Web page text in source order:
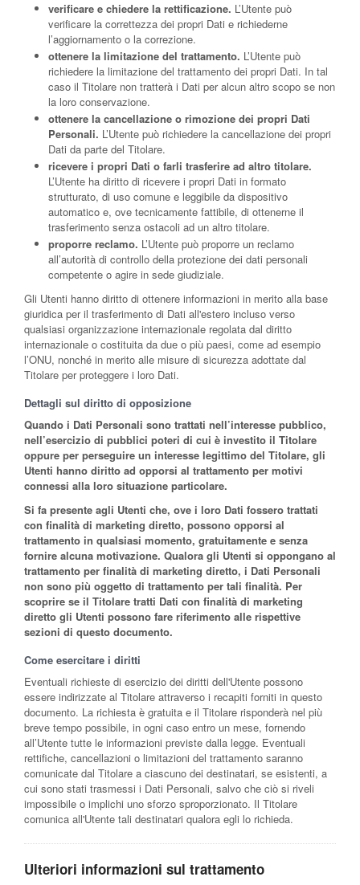
verificare e chiedere la rettificazione. L’Utente può
verificare la correttezza dei propri Dati e richiederne
l’aggiornamento o la correzione.
ottenere la limitazione del trattamento. L’Utente può
richiedere la limitazione del trattamento dei propri Dati. In tal
caso il Titolare non tratterà i Dati per alcun altro scopo se non
la loro conservazione.
ottenere la cancellazione o rimozione dei propri Dati
Personali. L’Utente può richiedere la cancellazione dei propri
Dati da parte del Titolare.
ricevere i propri Dati o farli trasferire ad altro titolare.
L’Utente ha diritto di ricevere i propri Dati in formato
strutturato, di uso comune e leggibile da dispositivo
automatico e, ove tecnicamente fattibile, di ottenerne il
trasferimento senza ostacoli ad un altro titolare.
proporre reclamo. L’Utente può proporre un reclamo
all’autorità di controllo della protezione dei dati personali
competente o agire in sede giudiziale.
Gli Utenti hanno diritto di ottenere informazioni in merito alla base
giuridica per il trasferimento di Dati all'estero incluso verso
qualsiasi organizzazione internazionale regolata dal diritto
internazionale o costituita da due o più paesi, come ad esempio
l’ONU, nonché in merito alle misure di sicurezza adottate dal
Titolare per proteggere i loro Dati.
Dettagli sul diritto di opposizione
Quando i Dati Personali sono trattati nell’interesse pubblico,
nell’esercizio di pubblici poteri di cui è investito il Titolare
oppure per perseguire un interesse legittimo del Titolare, gli
Utenti hanno diritto ad opporsi al trattamento per motivi
connessi alla loro situazione particolare.
Si fa presente agli Utenti che, ove i loro Dati fossero trattati
con finalità di marketing diretto, possono opporsi al
trattamento in qualsiasi momento, gratuitamente e senza
fornire alcuna motivazione. Qualora gli Utenti si oppongano al
trattamento per finalità di marketing diretto, i Dati Personali
non sono più oggetto di trattamento per tali finalità. Per
scoprire se il Titolare tratti Dati con finalità di marketing
diretto gli Utenti possono fare riferimento alle rispettive
sezioni di questo documento.
Come esercitare i diritti
Eventuali richieste di esercizio dei diritti dell'Utente possono
essere indirizzate al Titolare attraverso i recapiti forniti in questo
documento. La richiesta è gratuita e il Titolare risponderà nel più
breve tempo possibile, in ogni caso entro un mese, fornendo
all’Utente tutte le informazioni previste dalla legge. Eventuali
rettifiche, cancellazioni o limitazioni del trattamento saranno
comunicate dal Titolare a ciascuno dei destinatari, se esistenti, a
cui sono stati trasmessi i Dati Personali, salvo che ciò si riveli
impossibile o implichi uno sforzo sproporzionato. Il Titolare
comunica all'Utente tali destinatari qualora egli lo richieda.
Ulteriori informazioni sul trattamento